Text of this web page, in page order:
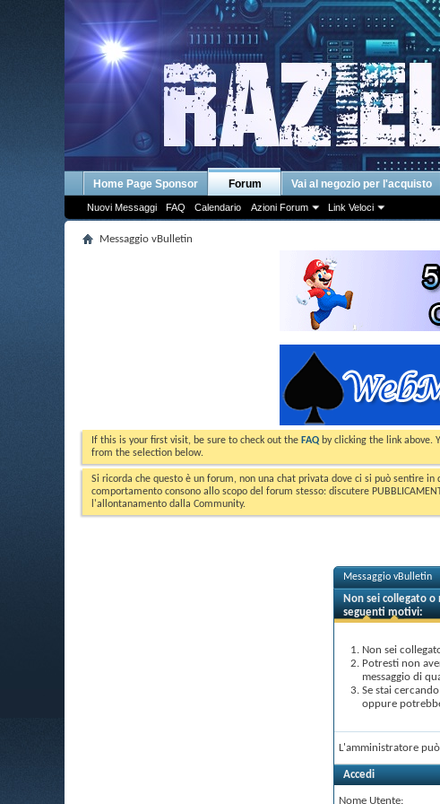
Home Page Sponsor Forum
Nuovi Messaggi FAQ Calendario Azioni Forum Link Veloci
Vai al negozio per l'acquisto
Messaggio vBulletin
If this is your first visit, be sure to check out the FAQ by clicking the link above.
from the selection below.
Si ricorda che questo è un forum, non una chat privata dove ci si può sentire
comportamento consono allo scopo del forum stesso: discutere
l'allontanamento dalla Community.
Messaggio vBulletin
Non sei collegato
seguenti motivi:
Non sei
Potresti non
messaggio di
Se stai
oppure
L'amministratore
Accedi
Nome Utente: